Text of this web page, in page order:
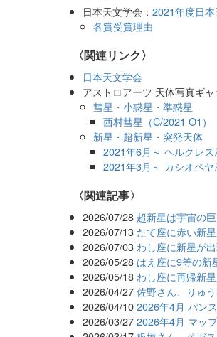
日本天文学会：2021年度日
各賞受賞理由
〈関連リンク〉
日本天文学会
アストロアーツ 天体写真ギャ
彗星・小惑星・準惑星
西村彗星（C/2021 O1）
新星・超新星・突発天体
2021年6月～ ヘルクレ
2021年3月～ カシオペ
関連記事
2026/07/28 超新星は宇宙の
2026/07/13 たて座に赤い新
2026/07/03 わし座に新星が
2026/05/28 はえ座に9等の新
2026/05/18 わし座に再帰新
2026/04/27 佐野さん、りゅ
2026/04/10 2026年4月 パン
2026/03/27 2026年4月 マッ